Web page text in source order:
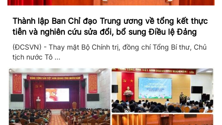
Thành lập Ban Chỉ đạo Trung ương về tổng kết thực
tiễn và nghiên cứu sửa đổi, bổ sung Điều lệ Đảng
(ĐCSVN) - Thay mặt Bộ Chính trị, đồng chí Tổng Bí thư, Chủ
tịch nước Tô ...